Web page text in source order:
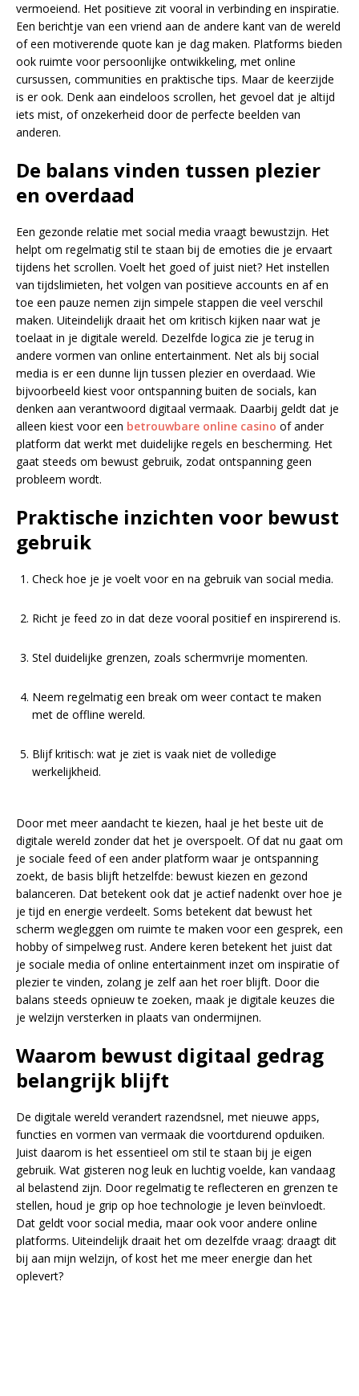
vermoeiend. Het positieve zit vooral in verbinding en inspiratie.
Een berichtje van een vriend aan de andere kant van de wereld
of een motiverende quote kan je dag maken. Platforms bieden
ook ruimte voor persoonlijke ontwikkeling, met online
cursussen, communities en praktische tips. Maar de keerzijde
is er ook. Denk aan eindeloos scrollen, het gevoel dat je altijd
iets mist, of onzekerheid door de perfecte beelden van
anderen.
De balans vinden tussen plezier
en overdaad
Een gezonde relatie met social media vraagt bewustzijn. Het
helpt om regelmatig stil te staan bij de emoties die je ervaart
tijdens het scrollen. Voelt het goed of juist niet? Het instellen
van tijdslimieten, het volgen van positieve accounts en af en
toe een pauze nemen zijn simpele stappen die veel verschil
maken. Uiteindelijk draait het om kritisch kijken naar wat je
toelaat in je digitale wereld. Dezelfde logica zie je terug in
andere vormen van online entertainment. Net als bij social
media is er een dunne lijn tussen plezier en overdaad. Wie
bijvoorbeeld kiest voor ontspanning buiten de socials, kan
denken aan verantwoord digitaal vermaak. Daarbij geldt dat je
alleen kiest voor een betrouwbare online casino of ander
platform dat werkt met duidelijke regels en bescherming. Het
gaat steeds om bewust gebruik, zodat ontspanning geen
probleem wordt.
Praktische inzichten voor bewust
gebruik
Check hoe je je voelt voor en na gebruik van social media.
Richt je feed zo in dat deze vooral positief en inspirerend is.
Stel duidelijke grenzen, zoals schermvrije momenten.
Neem regelmatig een break om weer contact te maken
met de offline wereld.
Blijf kritisch: wat je ziet is vaak niet de volledige
werkelijkheid.
Door met meer aandacht te kiezen, haal je het beste uit de
digitale wereld zonder dat het je overspoelt. Of dat nu gaat om
je sociale feed of een ander platform waar je ontspanning
zoekt, de basis blijft hetzelfde: bewust kiezen en gezond
balanceren. Dat betekent ook dat je actief nadenkt over hoe je
je tijd en energie verdeelt. Soms betekent dat bewust het
scherm wegleggen om ruimte te maken voor een gesprek, een
hobby of simpelweg rust. Andere keren betekent het juist dat
je sociale media of online entertainment inzet om inspiratie of
plezier te vinden, zolang je zelf aan het roer blijft. Door die
balans steeds opnieuw te zoeken, maak je digitale keuzes die
je welzijn versterken in plaats van ondermijnen.
Waarom bewust digitaal gedrag
belangrijk blijft
De digitale wereld verandert razendsnel, met nieuwe apps,
functies en vormen van vermaak die voortdurend opduiken.
Juist daarom is het essentieel om stil te staan bij je eigen
gebruik. Wat gisteren nog leuk en luchtig voelde, kan vandaag
al belastend zijn. Door regelmatig te reflecteren en grenzen te
stellen, houd je grip op hoe technologie je leven beïnvloedt.
Dat geldt voor social media, maar ook voor andere online
platforms. Uiteindelijk draait het om dezelfde vraag: draagt dit
bij aan mijn welzijn, of kost het me meer energie dan het
oplevert?